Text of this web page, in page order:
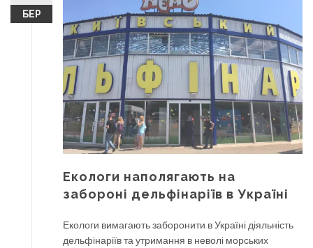
БЕР
Екологи наполягають на
забороні дельфінаріїв в Україні
Екологи вимагають заборонити в Україні діяльність
дельфінаріїв та утримання в неволі морських